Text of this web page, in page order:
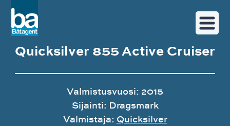
Quicksilver 855 Active Cruiser
Valmistusvuosi: 2015
Sijainti: Dragsmark
Valmistaja: Quicksilver